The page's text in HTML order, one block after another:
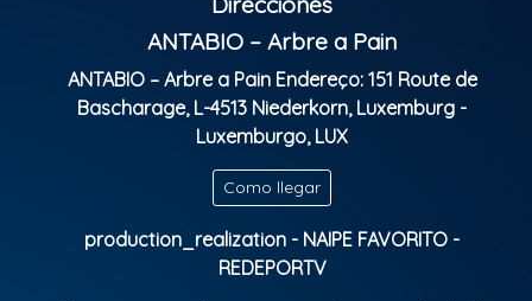
ANTABIO – Arbre a Pain
ANTABIO – Arbre a Pain Endereço: 151 Route de
Bascharage, L-4513 Niederkorn, Luxemburg -
Luxemburgo, LUX
Como llegar
production_realization - NAIPE FAVORITO -
REDEPORTV